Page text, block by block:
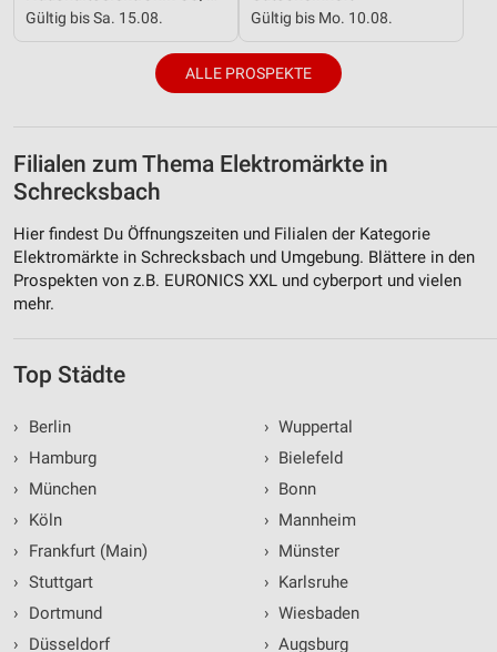
Gültig bis Sa. 15.08. Gültig bis Mo. 10.08.
ALLE PROSPEKTE
Filialen zum Thema Elektromärkte in
Schrecksbach
Hier findest Du Öffnungszeiten und Filialen der Kategorie
Elektromärkte in Schrecksbach und Umgebung. Blättere in den
Prospekten von z.B. EURONICS XXL und cyberport und vielen
mehr.
Top Städte
›
Berlin
›
Hamburg
›
München
›
Köln
›
Frankfurt (Main)
› Stuttgart
›
Dortmund
›
Düsseldorf
› Wuppertal
› Bielefeld
› Bonn
› Mannheim
› Münster
› Karlsruhe
› Wiesbaden
› Augsburg